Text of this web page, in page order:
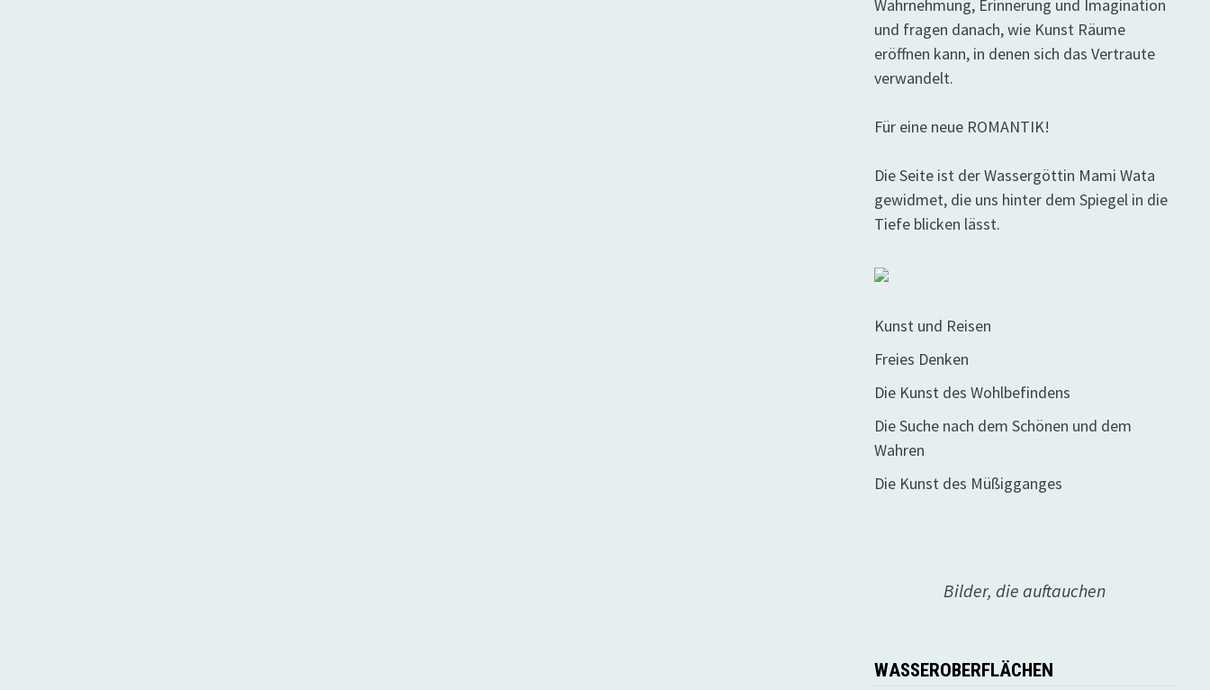
Wahrnehmung, Erinnerung und Imagination
und fragen danach, wie Kunst Räume
eröffnen kann, in denen sich das Vertraute
verwandelt.
Für eine neue ROMANTIK!
Die Seite ist der Wassergöttin Mami Wata
gewidmet, die uns hinter dem Spiegel in die
Tiefe blicken lässt.
Kunst und Reisen
Freies Denken
Die Kunst des Wohlbefindens
Die Suche nach dem Schönen und dem
Wahren
Die Kunst des Müßigganges
Bilder, die auftauchen
WASSEROBERFLÄCHEN